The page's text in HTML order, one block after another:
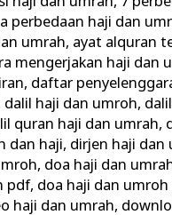
perbedaan haji dan
umrah, ayat alquran
mengerjakan haji dan
, daftar
dalil haji dan umroh,
quran haji dan umrah,
dan haji, dirjen haji dan
, doa haji dan
pdf, doa haji dan
haji dan umrah,